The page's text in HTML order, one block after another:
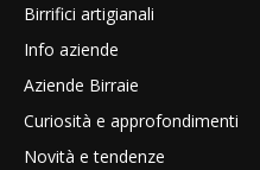
Birrifici artigianali
Info aziende
Aziende Birraie
Curiosità e approfondimenti
Novità e tendenze